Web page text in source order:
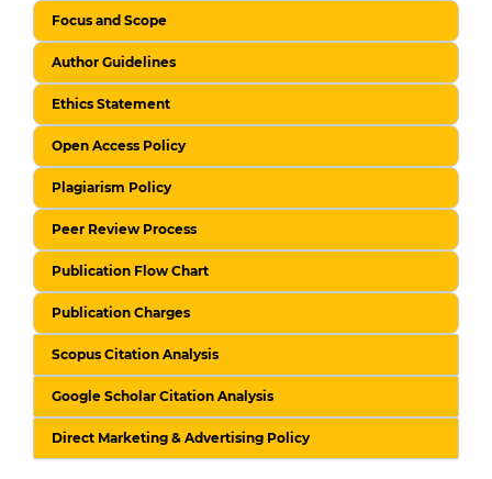
Focus and Scope
Author Guidelines
Ethics Statement
Open Access Policy
Plagiarism Policy
Peer Review Process
Publication Flow Chart
Publication Charges
Scopus Citation Analysis
Google Scholar Citation Analysis
Direct Marketing & Advertising Policy